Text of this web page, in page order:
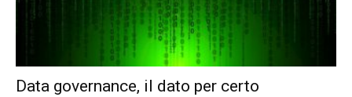
Data governance, il dato per certo